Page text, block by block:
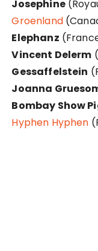
Josephine
Groenland
Elephanz
Vincent Delerm
Gessaffelstein
Joanna
Bombay Show
Hyphen Hyphen